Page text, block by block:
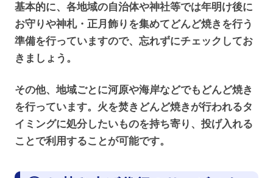
基本的に、各地域の自治体や神社等では年明け後に
お守りや神札・正月飾りを集めてどんど焼きを行う
準備を行っていますので、忘れずにチェックしてお
きましょう。
その他、地域ごとに河原や海岸などでもどんど焼き
を行っています。火を焚きどんど焼きが行われるタ
イミングに処分したいものを持ち寄り、投げ入れる
ことで利用することが可能です。